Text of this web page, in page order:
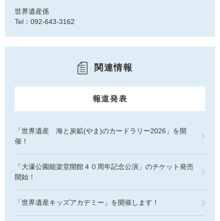
世界遺産係
Tel：092-643-3162
関連情報
報道発表
「世界遺産 海と炭鉱(やま)のカードラリー2026」を開
催！
「大濠公園能楽堂開館４０周年記念公演」のチケット発売
開始！
「世界遺産キッズアカデミー」を開催します！